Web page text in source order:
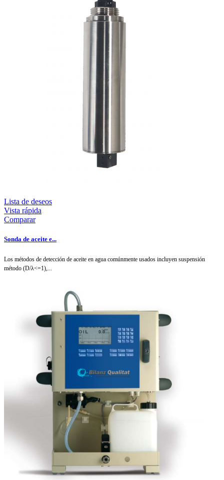
Lista de deseos
Vista rápida
Comparar
Sonda de aceite e...
Los métodos de detección de aceite en agua comúnmente usados incluyen suspensión
método (D/λ<=1),...